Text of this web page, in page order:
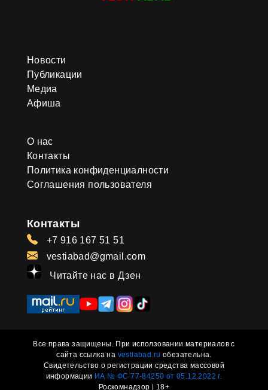
Новости
Публикации
Медиа
Афиша
О нас
Контакты
Политика конфиденциалности
Соглашения пользователя
Контакты
+7 916 167 51 51
vestiabad@gmail.com
Читайте нас в Дзен
Все права защищены. При исползовании материалов с
сайта ссылка на vestiabad.ru обезательна.
Свидетельство о регистрации средства массовой
информации ИА № ФС 77-84250 от 05.12.2022 г.
Роскомнадзор | 18+